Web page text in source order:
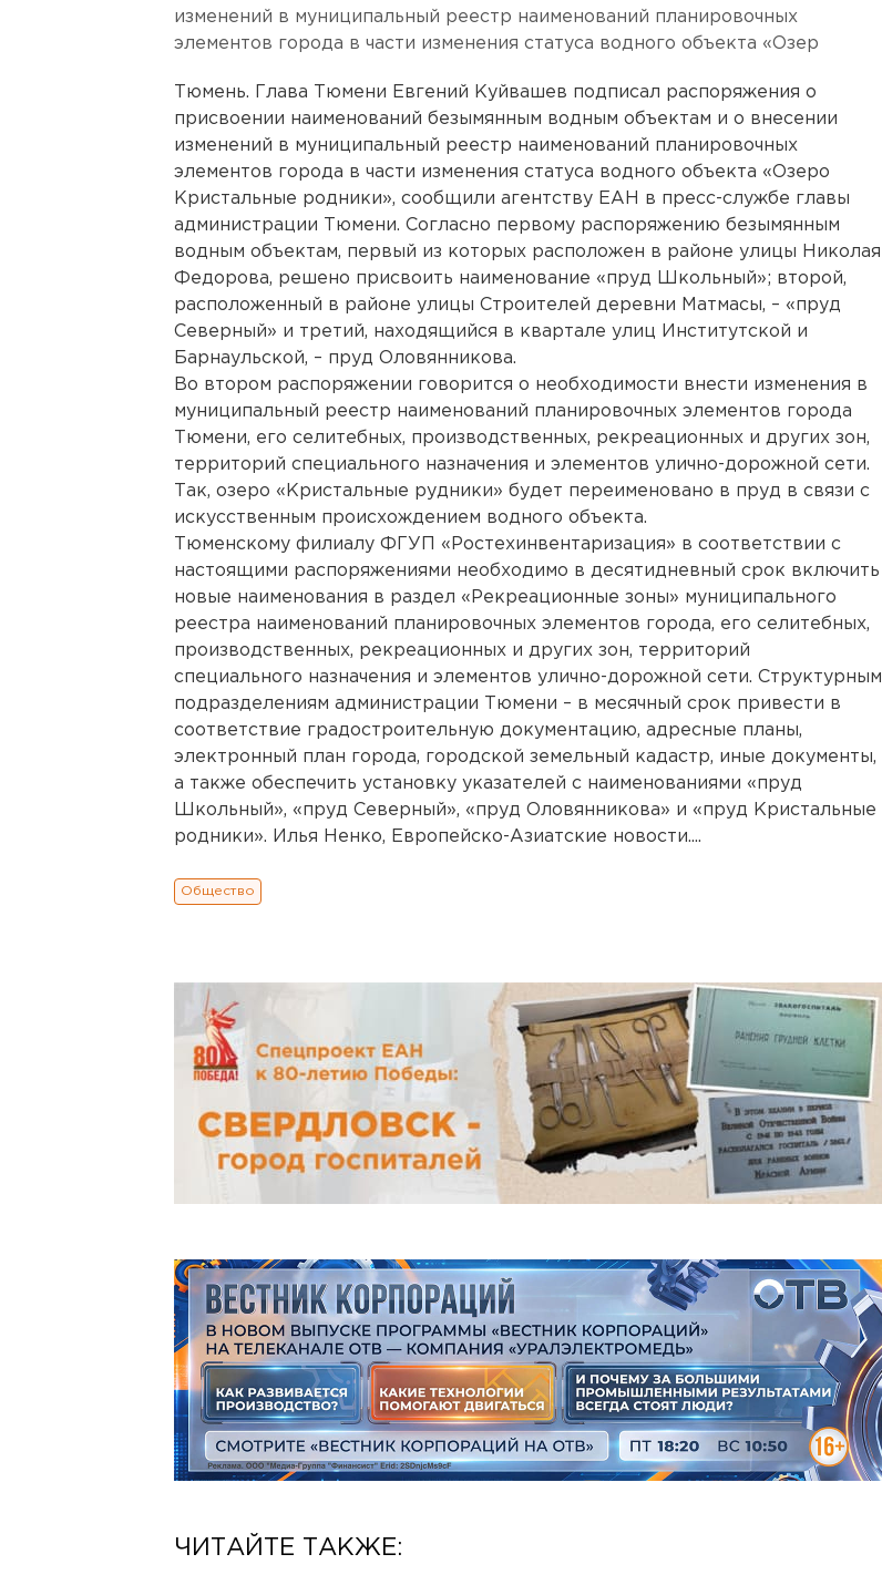
изменений в муниципальный реестр наименований планировочных
элементов города в части изменения статуса водного объекта «Озер
Тюмень. Глава Тюмени Евгений Куйвашев подписал распоряжения о
присвоении наименований безымянным водным объектам и о внесении
изменений в муниципальный реестр наименований планировочных
элементов города в части изменения статуса водного объекта «Озеро
Кристальные родники», сообщили агентству ЕАН в пресс-службе главы
администрации Тюмени. Согласно первому распоряжению безымянным
водным объектам, первый из которых расположен в районе улицы Николая
Федорова, решено присвоить наименование «пруд Школьный»; второй,
расположенный в районе улицы Строителей деревни Матмасы, – «пруд
Северный» и третий, находящийся в квартале улиц Институтской и
Барнаульской, – пруд Оловянникова.
Во втором распоряжении говорится о необходимости внести изменения в
муниципальный реестр наименований планировочных элементов города
Тюмени, его селитебных, производственных, рекреационных и других зон,
территорий специального назначения и элементов улично-дорожной сети.
Так, озеро «Кристальные рудники» будет переименовано в пруд в связи с
искусственным происхождением водного объекта.
Тюменскому филиалу ФГУП «Ростехинвентаризация» в соответствии с
настоящими распоряжениями необходимо в десятидневный срок включить
новые наименования в раздел «Рекреационные зоны» муниципального
реестра наименований планировочных элементов города, его селитебных,
производственных, рекреационных и других зон, территорий
специального назначения и элементов улично-дорожной сети. Структурным
подразделениям администрации Тюмени – в месячный срок привести в
соответствие градостроительную документацию, адресные планы,
электронный план города, городской земельный кадастр, иные документы,
а также обеспечить установку указателей с наименованиями «пруд
Школьный», «пруд Северный», «пруд Оловянникова» и «пруд Кристальные
родники». Илья Ненко, Европейско-Азиатские новости....
Общество
ЧИТАЙТЕ ТАКЖЕ: